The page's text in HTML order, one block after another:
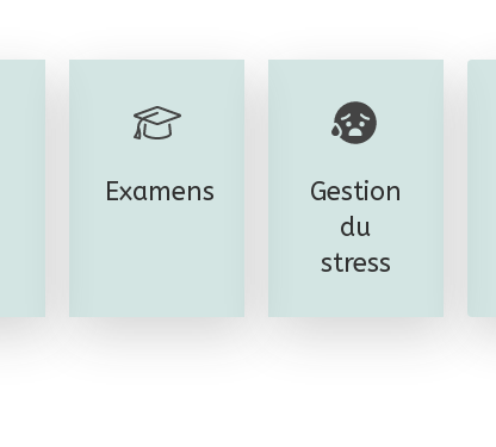
Examens
Gestion
du
stress